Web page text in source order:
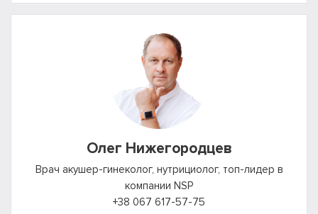
Олег Нижегородцев
Врач акушер-гинеколог, нутрициолог, топ-лидер в
компании NSP
+38 067 617-57-75